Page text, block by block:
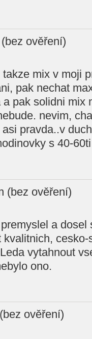
ověření)
mix v moji
pak nechat
pak solidni mix
nevim,
pravda..v
s 40-
(bez ověření)
a dosel
vytahnout
ono.
ověření)